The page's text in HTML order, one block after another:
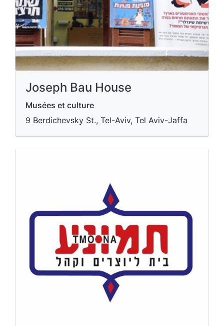
Joseph Bau House
Musées et culture
9 Berdichevsky St., Tel-Aviv, Tel Aviv-Jaffa